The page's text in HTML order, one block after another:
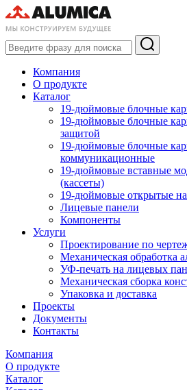
Компания
О продукте
Каталог
19-дюймовые блочные
19-дюймовые блочные
защитой
19-дюймовые блочные
коммуникационные
19-дюймовые вставные
(кассеты)
19-дюймовые открытые
Лицевые панели
Компоненты
Услуги
Проектирование по
Механическая обработка
УФ-печать на лицевых
Механическая сборка
Упаковка и доставка
Проекты
Документы
Контакты
Компания
О продукте
Каталог